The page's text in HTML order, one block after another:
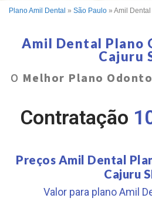
Plano Amil Dental » São Paulo » Amil
Amil Dental Plano
Cajuru
O Melhor Plano
Contratação
Preços Amil Dental
Cajuru
Valor para plano Amil